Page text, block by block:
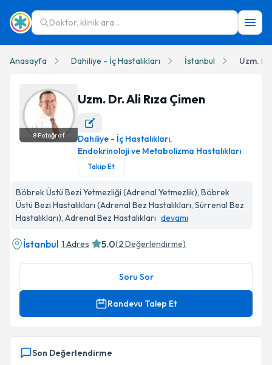
Doktor, klinik ara...
Anasayfa Dahiliye - İç Hastalıkları İstanbul Uzm.
Uzm. Dr. Ali Rıza Çimen Profil Fotoğrafı
8Fotoğraf
Uzm. Dr. Ali Rıza Çimen
Dahiliye - İç Hastalıkları,
Endokrinoloji ve Metabolizma Hastalıkları
Takip Et
Böbrek Üstü Bezi Yetmezliği (Adrenal Yetmezlik), Böbrek
Üstü Bezi Hastalıkları (Adrenal Bez Hastalıkları, Sürrenal Bez
Hastalıkları), Adrenal Bez Hastalıkları devamı
İstanbul 1 Adres 5.0(2Değerlendirme)
Soru Sor
Randevu Talep Et
Son Değerlendirme